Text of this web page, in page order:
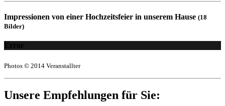
Impressionen von einer Hochzeitsfeier in unserem Hause (18
Bilder)
Error
Photos © 2014 Veranstallter
Unsere Empfehlungen für Sie: